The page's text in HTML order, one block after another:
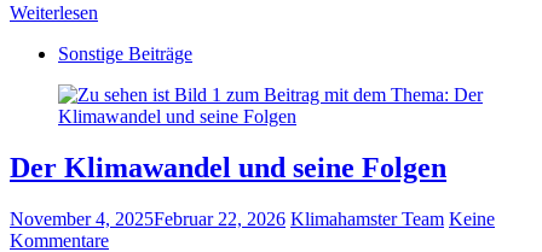
Weiterlesen
Sonstige Beiträge
Der Klimawandel und seine Folgen
November 4, 2025Februar 22, 2026 Klimahamster Team Keine
Kommentare